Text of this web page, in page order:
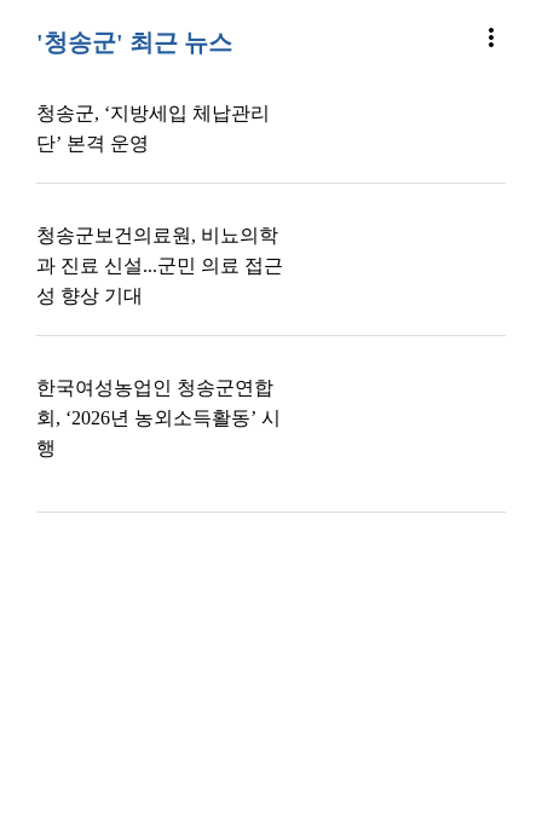
'청송군' 최근 뉴스 more_vert
청송군, ‘지방세입 체납관리
단’ 본격 운영
청송군보건의료원, 비뇨의학
과 진료 신설...군민 의료 접근
성 향상 기대
한국여성농업인 청송군연합
회, ‘2026년 농외소득활동’ 시
행